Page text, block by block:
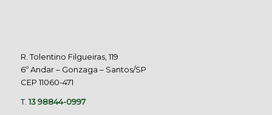
R. Tolentino Filgueiras, 119
6º Andar – Gonzaga – Santos/SP
CEP 11060-471
T.13 98844-0997